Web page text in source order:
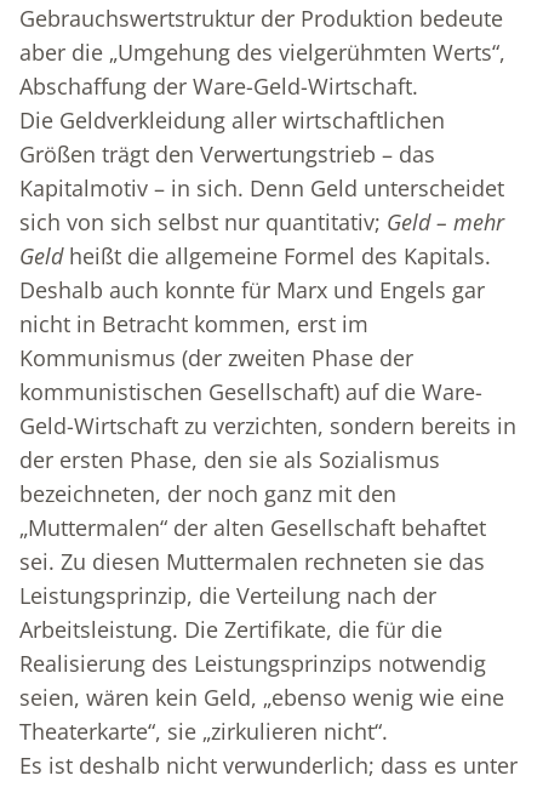
Gebrauchswertstruktur der Produktion bedeute
aber die „Umgehung des vielgerühmten Werts“,
Abschaffung der Ware-Geld-Wirtschaft.
Die Geldverkleidung aller wirtschaftlichen
Größen trägt den Verwertungstrieb – das
Kapitalmotiv – in sich. Denn Geld unterscheidet
sich von sich selbst nur quantitativ; Geld – mehr
Geldheißt die allgemeine Formel des Kapitals.
Deshalb auch konnte für Marx und Engels gar
nicht in Betracht kommen, erst im
Kommunismus (der zweiten Phase der
kommunistischen Gesellschaft) auf die Ware-
Geld-Wirtschaft zu verzichten, sondern bereits in
der ersten Phase, den sie als Sozialismus
bezeichneten, der noch ganz mit den
„Muttermalen“ der alten Gesellschaft behaftet
sei. Zu diesen Muttermalen rechneten sie das
Leistungsprinzip, die Verteilung nach der
Arbeitsleistung. Die Zertifikate, die für die
Realisierung des Leistungsprinzips notwendig
seien, wären kein Geld, „ebenso wenig wie eine
Theaterkarte“, sie „zirkulieren nicht“.
Es ist deshalb nicht verwunderlich; dass es unter